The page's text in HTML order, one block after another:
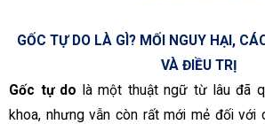
GỐC TỰ DO LÀ GÌ? MỐI NGUY HẠI,
VÀ ĐIỀU TRỊ
Gốc tự do là một thuật ngữ từ lâu đã
khoa, nhưng vẫn còn rất mới mẻ đối với